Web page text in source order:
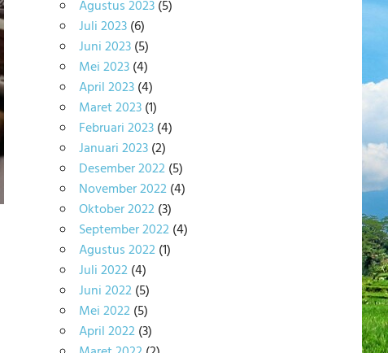
Agustus 2023(5)
Juli 2023(6)
Juni 2023(5)
Mei 2023(4)
April 2023(4)
Maret 2023(1)
Februari 2023(4)
Januari 2023(2)
Desember 2022(5)
November 2022(4)
Oktober 2022(3)
September 2022(4)
Agustus 2022(1)
Juli 2022(4)
Juni 2022(5)
Mei 2022(5)
April 2022(3)